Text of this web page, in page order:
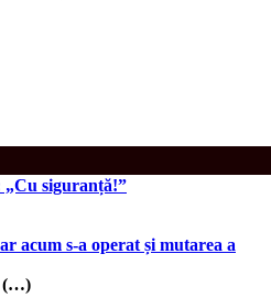
„Cu siguranță!”
acum s-a operat și mutarea a
(…)